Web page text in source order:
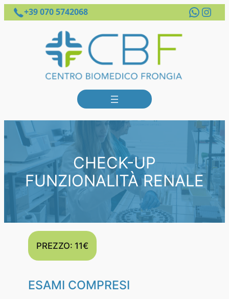
+39 070 5742068
CHECK-UP
FUNZIONALITÀ RENALE
PREZZO: 11€
ESAMI COMPRESI